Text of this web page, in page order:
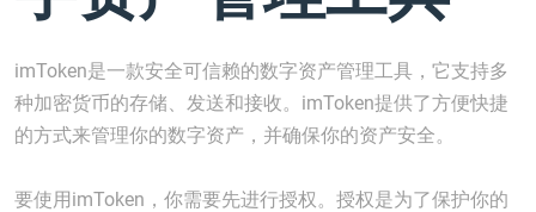
imToken是一款安全可信赖的数字资产管理工具，它支持多
种加密货币的存储、发送和接收。imToken提供了方便快捷
的方式来管理你的数字资产，并确保你的资产安全。
要使用imToken，你需要先进行授权。授权是为了保护你的